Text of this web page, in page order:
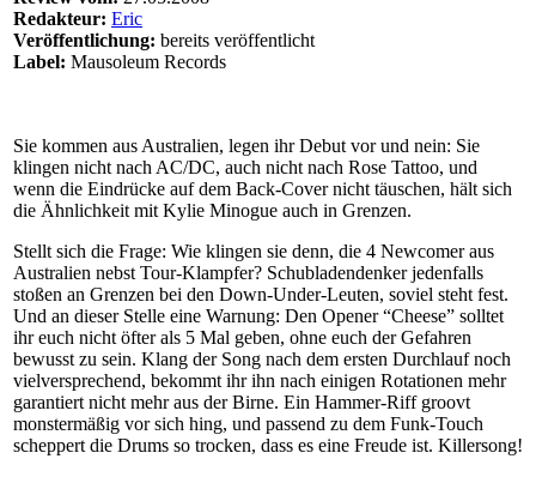
Redakteur: Eric
Veröffentlichung: bereits veröffentlicht
Label: Mausoleum Records
Sie kommen aus Australien, legen ihr Debut vor und nein: Sie
klingen nicht nach AC/DC, auch nicht nach Rose Tattoo, und
wenn die Eindrücke auf dem Back-Cover nicht täuschen, hält sich
die Ähnlichkeit mit Kylie Minogue auch in Grenzen.
Stellt sich die Frage: Wie klingen sie denn, die 4 Newcomer aus
Australien nebst Tour-Klampfer? Schubladendenker jedenfalls
stoßen an Grenzen bei den Down-Under-Leuten, soviel steht fest.
Und an dieser Stelle eine Warnung: Den Opener “Cheese” solltet
ihr euch nicht öfter als 5 Mal geben, ohne euch der Gefahren
bewusst zu sein. Klang der Song nach dem ersten Durchlauf noch
vielversprechend, bekommt ihr ihn nach einigen Rotationen mehr
garantiert nicht mehr aus der Birne. Ein Hammer-Riff groovt
monstermäßig vor sich hing, und passend zu dem Funk-Touch
scheppert die Drums so trocken, dass es eine Freude ist. Killersong!